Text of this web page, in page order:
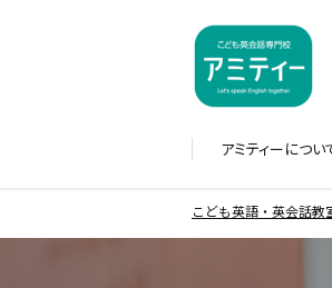
アミティーについ
こども英語・英会話教